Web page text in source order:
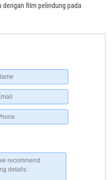
film pelindung pada